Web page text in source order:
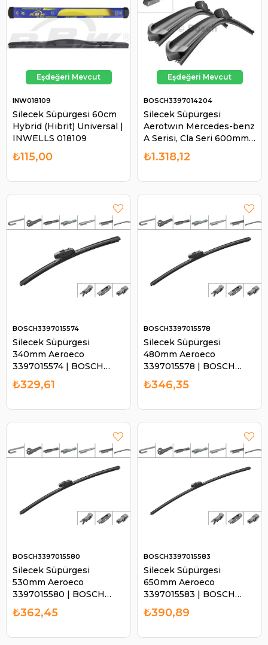
Silecek Süpürgesi 60cm
Hybrid (Hibrit) Universal |
INWELLS 018109
INW018109
₺115,00
Silecek Süpürgesi
Aerotwın Mercedes-benz
A Serisi, Cla Seri 600mm
60cm 400mm 48cm
12108519 A1768204300 |
BOSCH3397014204
₺1.318,12
Silecek Süpürgesi
340mm Aeroeco
3397015574 | BOSCH
3397015574
BOSCH3397015574
₺329,61
Silecek Süpürgesi
480mm Aeroeco
3397015578 | BOSCH
3397015578
BOSCH3397015578
₺346,35
Silecek Süpürgesi
530mm Aeroeco
3397015580 | BOSCH
3397015580
BOSCH3397015580
₺362,45
Silecek Süpürgesi
650mm Aeroeco
3397015583 | BOSCH
3397015583
BOSCH3397015583
₺390,89